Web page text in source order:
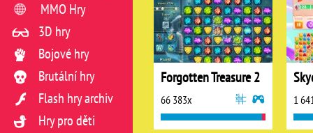
Forgotten Treasure 2
66 383x 1
MMO Hry
3D hry
Bojové hry
Brutální hry
Flash hry archiv
Hry pro děti